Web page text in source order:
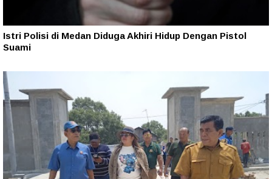
Istri Polisi di Medan Diduga Akhiri Hidup Dengan Pistol
Suami